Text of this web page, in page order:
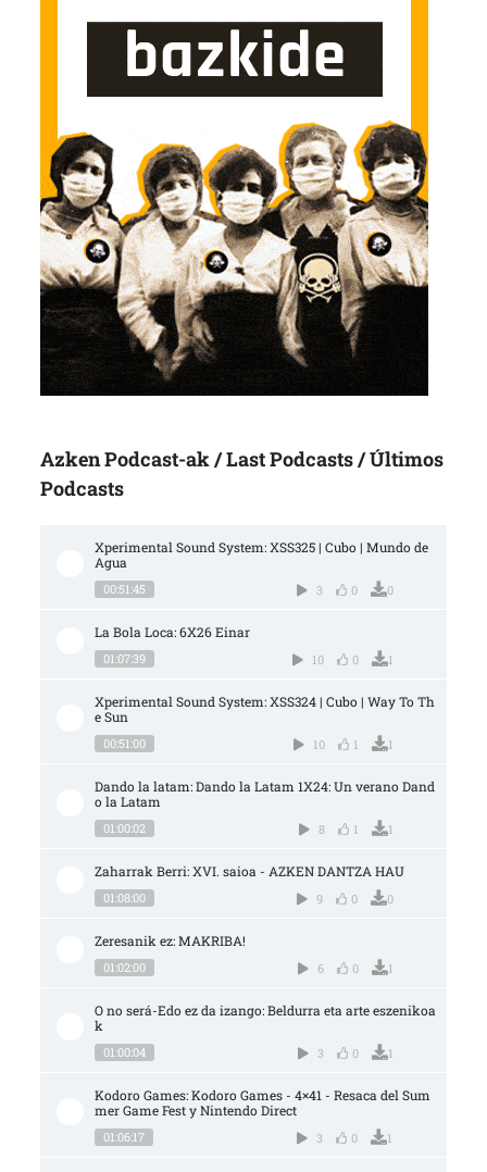
Azken Podcast-ak / Last Podcasts / Últimos
Podcasts
Xperimental Sound System: XSS325 | Cubo | Mundo de
Agua
00:51:45 3 0 0
La Bola Loca: 6X26 Einar
01:07:39 10 0 1
Xperimental Sound System: XSS324 | Cubo | Way To Th
e Sun
00:51:00 10 1 1
Dando la latam: Dando la Latam 1X24: Un verano Dand
o la Latam
01:00:02 8 1 1
Zaharrak Berri: XVI. saioa - AZKEN DANTZA HAU
01:08:00 9 0 0
Zeresanik ez: MAKRIBA!
01:02:00 6 0 1
O no será-Edo ez da izango: Beldurra eta arte eszenikoa
k
01:00:04 3 0 1
Kodoro Games: Kodoro Games - 4×41 - Resaca del Sum
mer Game Fest y Nintendo Direct
01:06:17 3 0 1